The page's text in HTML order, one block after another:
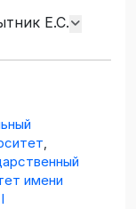
Е.С.
имени